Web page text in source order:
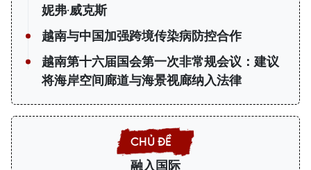
妮弗·威克斯
越南与中国加强跨境传染病防控合作
越南第十六届国会第一次非常规会议：建议
将海岸空间廊道与海景视廊纳入法律
融入国际